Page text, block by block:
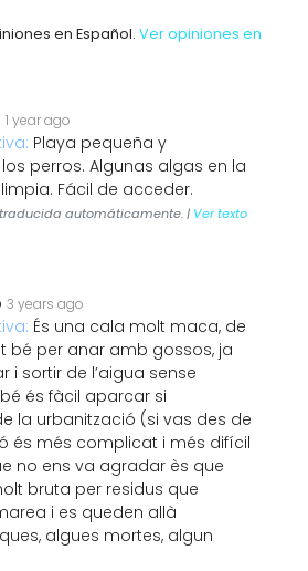
en Español. Ver opiniones en
1 year ago
Playa pequeña y
perros. Algunas algas en la
Fácil de acceder.
automáticamente. | Ver texto
3 years ago
És una cala molt maca, de
bé per anar amb gossos, ja
i sortir de l’aigua sense
és fàcil aparcar si
la urbanització (si vas des de
és més complicat i més difícil
no ens va agradar ès que
bruta per residus que
i es queden allà
algues mortes, algun